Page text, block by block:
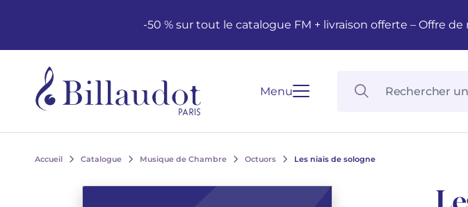
-50 % sur tout le catalogue FM + livraison offerte – Offre
Menu
Accueil Catalogue Musique de Chambre Octuors Les niais de sologne